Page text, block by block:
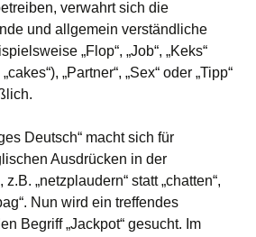
verwahrt sich die
und allgemein verständliche
„Flop“, „Job“, „Keks“
„Partner“, „Sex“ oder „Tipp“
Deutsch“ macht sich für
Ausdrücken in der
„netzplaudern“ statt „chatten“,
Nun wird ein treffendes
Begriff „Jackpot“ gesucht. Im